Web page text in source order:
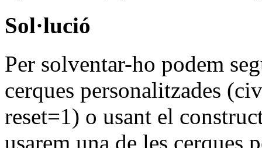
Sol·lució
Per solventar-ho podem
cerques personalitzades
reset=1) o usant el
usarem una de les cerques